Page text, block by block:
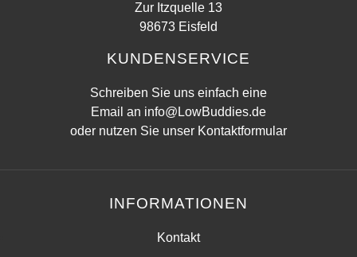
Zur Itzquelle 13
98673 Eisfeld
KUNDENSERVICE
Schreiben Sie uns einfach eine
Email an info@LowBuddies.de
oder nutzen Sie unser Kontaktformular
INFORMATIONEN
Kontakt